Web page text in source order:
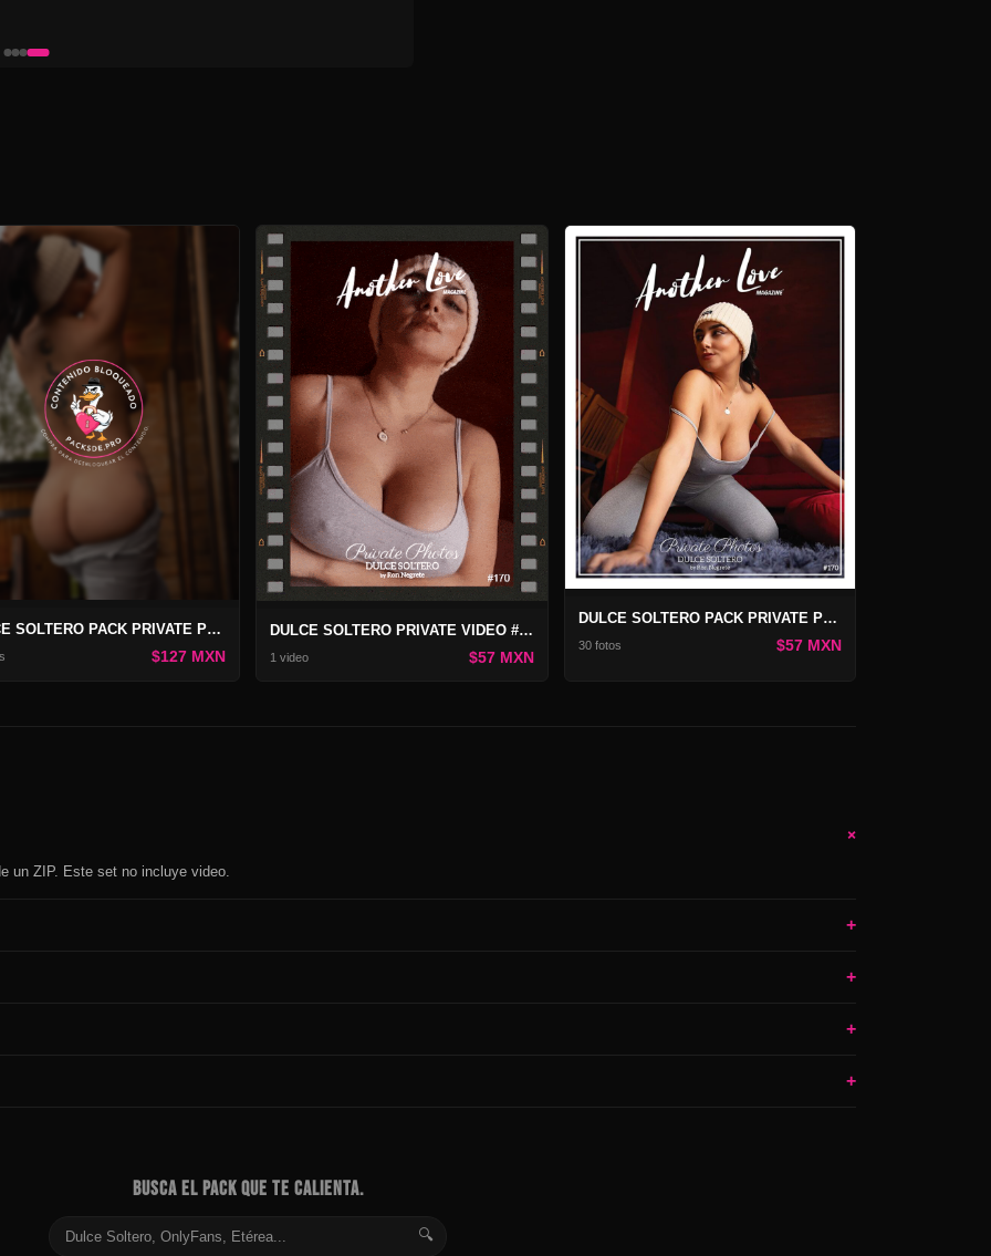
DULCE SOLTERO PACK PRIVATE PHOTOS 172
$127 MXN
DULCE SOLTERO PRIVATE VIDEO #170
1 video $57 MXN
DULCE SOLTERO PACK PRIVATE PHOTOS #170
30 fotos $57 MXN
+
un ZIP. Este set no incluye video.
+
+
+
+
BUSCA EL PACK QUE TE CALIENTA.
🔍